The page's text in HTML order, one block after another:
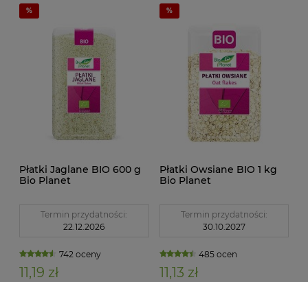
Płatki Jaglane BIO 600 g
Bio Planet
Termin przydatności:
22.12.2026
742 oceny
11,19 zł
Płatki Owsiane BIO 1 kg
Bio Planet
Termin przydatności:
30.10.2027
485 ocen
11,13 zł